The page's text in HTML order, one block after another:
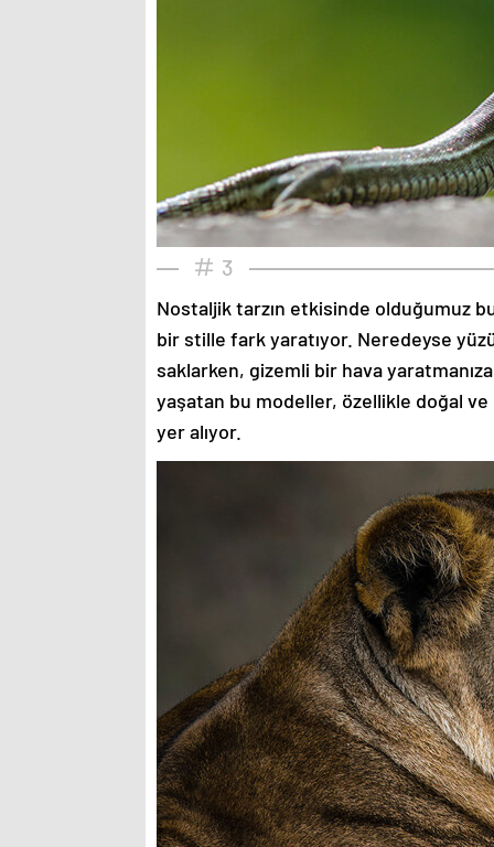
3
Nostaljik tarzın etkisinde olduğumuz
bir stille fark yaratıyor. Neredeyse
saklarken, gizemli bir hava yaratmanıza
yaşatan bu modeller, özellikle doğal
yer alıyor.